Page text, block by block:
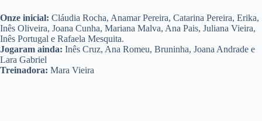
Onze inicial: Cláudia Rocha, Anamar Pereira, Catarina Pereira, Erika,
Inês Oliveira, Joana Cunha, Mariana Malva, Ana Pais, Juliana Vieira,
Inês Portugal e Rafaela Mesquita.
Jogaram ainda: Inês Cruz, Ana Romeu, Bruninha, Joana Andrade e
Lara Gabriel
Treinadora: Mara Vieira